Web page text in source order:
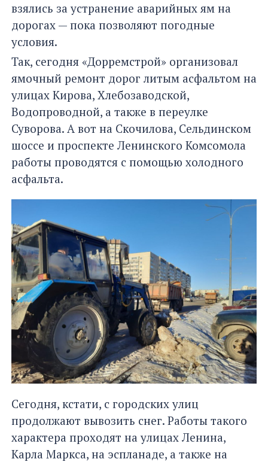
взялись за устранение аварийных ям на
дорогах — пока позволяют погодные
условия.
Так, сегодня «Дорремстрой» организовал
ямочный ремонт дорог литым асфальтом на
улицах Кирова, Хлебозаводской,
Водопроводной, а также в переулке
Суворова. А вот на Скочилова, Сельдинском
шоссе и проспекте Ленинского Комсомола
работы проводятся с помощью холодного
асфальта.
Сегодня, кстати, с городских улиц
продолжают вывозить снег. Работы такого
характера проходят на улицах Ленина,
Карла Маркса, на эспланаде, а также на